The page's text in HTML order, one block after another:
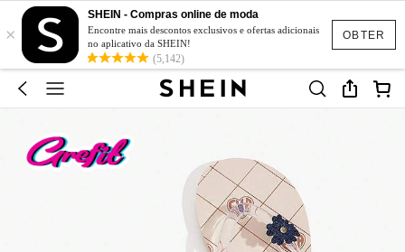
OBTER
×
SHEIN - Compras online de moda
Encontre mais descontos exclusivos e ofertas adicionais
no aplicativo da SHEIN!
(5,142)